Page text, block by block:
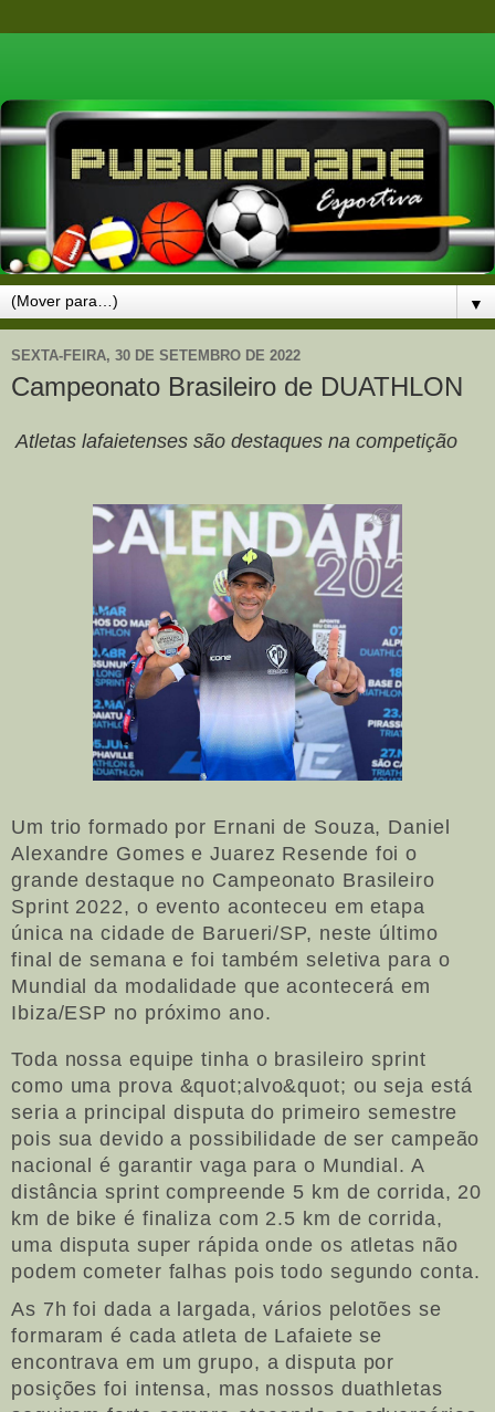
▼
SEXTA-FEIRA, 30 DE SETEMBRO DE 2022
Campeonato Brasileiro de DUATHLON
Atletas lafaietenses são destaques na competição
Um trio formado por Ernani de Souza, Daniel
Alexandre Gomes e Juarez Resende foi o
grande destaque no Campeonato Brasileiro
Sprint 2022, o evento aconteceu em etapa
única na cidade de Barueri/SP, neste último
final de semana e foi também seletiva para o
Mundial da modalidade que acontecerá em
Ibiza/ESP no próximo ano.
Toda nossa equipe tinha o brasileiro sprint
como uma prova &quot;alvo&quot; ou seja está
seria a principal disputa do primeiro semestre
pois sua devido a possibilidade de ser campeão
nacional é garantir vaga para o Mundial. A
distância sprint compreende 5 km de corrida, 20
km de bike é finaliza com 2.5 km de corrida,
uma disputa super rápida onde os atletas não
podem cometer falhas pois todo segundo conta.
As 7h foi dada a largada, vários pelotões se
formaram é cada atleta de Lafaiete se
encontrava em um grupo, a disputa por
posições foi intensa, mas nossos duathletas